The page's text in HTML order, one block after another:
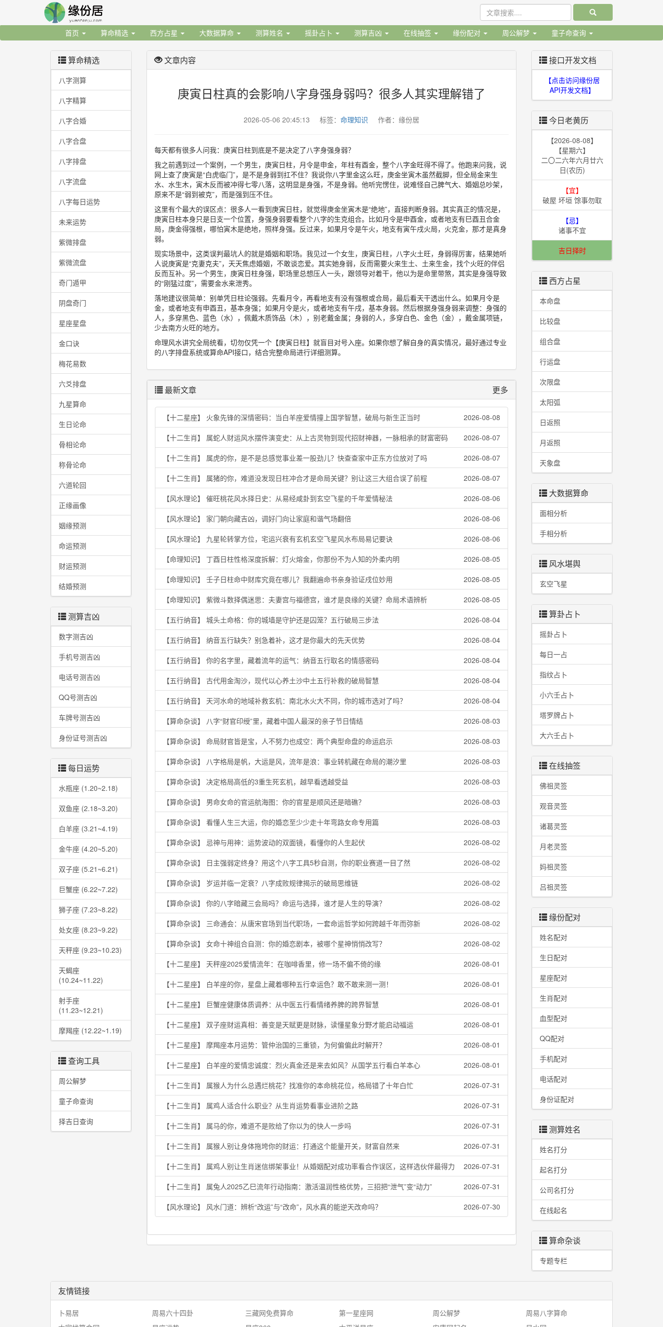
首页 算命精选 西方占星 大数据算命 测算姓名 摇卦占卜 测算吉凶 在线抽签 缘份配对 周公解梦 童子命查询
算命精选
八字测算
八字精算
八字合婚
八字合盘
八字排盘
八字流盘
八字每日运势
未来运势
紫微排盘
紫微流盘
奇门遁甲
阴盘奇门
星座星盘
金口诀
梅花易数
六爻排盘
九星算命
生日论命
骨相论命
称骨论命
六道轮回
正缘画像
姻缘预测
命运预测
财运预测
结婚预测
测算吉凶
数字测吉凶
手机号测吉凶
电话号测吉凶
QQ号测吉凶
车牌号测吉凶
身份证号测吉凶
每日运势
水瓶座 (1.20~2.18)
双鱼座 (2.18~3.20)
白羊座 (3.21~4.19)
金牛座 (4.20~5.20)
双子座 (5.21~6.21)
巨蟹座 (6.22~7.22)
狮子座 (7.23~8.22)
处女座 (8.23~9.22)
天秤座 (9.23~10.23)
天蝎座
(10.24~11.22)
射手座
(11.23~12.21)
摩羯座 (12.22~1.19)
查询工具
周公解梦
童子命查询
择吉日查询
文章内容
庚寅日柱真的会影响八字身强身弱吗？很多人其实理解错了
2026-05-06 20:45:13 标签： 命理知识 作者：缘份居
每天都有很多人问我：庚寅日柱到底是不是决定了八字身强身弱？
我之前遇到过一个案例，一个男生，庚寅日柱，月令是申金，年柱有酉金，整个八字金旺得不得了。他跑来问我，说
网上查了庚寅是“白虎临门”，是不是身弱到扛不住？我说你八字里金这么旺，庚金坐寅木虽然截脚，但全局金来生
水、水生木，寅木反而被冲得七零八落，这明显是身强，不是身弱。他听完愣住，说难怪自己脾气大、婚姻总吵架，
原来不是“弱到被克”，而是强到压不住。
这里有个最大的误区点：很多人一看到庚寅日柱，就觉得庚金坐寅木是“绝地”，直接判断身弱。其实真正的情况是，
庚寅日柱本身只是日支一个位置，身强身弱要看整个八字的生克组合。比如月令是申酉金，或者地支有巳酉丑合金
局，庚金得强根，哪怕寅木是绝地，照样身强。反过来，如果月令是午火，地支有寅午戌火局，火克金，那才是真身
弱。
现实场景中，这类误判最坑人的就是婚姻和职场。我见过一个女生，庚寅日柱，八字火土旺，身弱得厉害，结果她听
人说庚寅是“克妻克夫”，天天焦虑婚姻，不敢谈恋爱。其实她身弱，反而需要火来生土、土来生金，找个火旺的伴侣
反而互补。另一个男生，庚寅日柱身强，职场里总想压人一头，跟领导对着干，他以为是命里带煞，其实是身强导致
的“刚猛过度”，需要金水来泄秀。
落地建议很简单：别单凭日柱论强弱。先看月令，再看地支有没有强根或合局，最后看天干透出什么。如果月令是
金，或者地支有申酉丑，基本身强；如果月令是火，或者地支有午戌，基本身弱。然后根据身强身弱来调整：身强的
人，多穿黑色、蓝色（水），佩戴木质饰品（木），别老戴金属；身弱的人，多穿白色、金色（金），戴金属项链，
少去南方火旺的地方。
命理风水讲究全局统看，切勿仅凭一个【庚寅日柱】就盲目对号入座。如果你想了解自身的真实情况，最好通过专业
的八字排盘系统或算命API接口，结合完整命局进行详细测算。
最新文章 更多
【十二星座】 火象先锋的深情密码：当白羊座爱情撞上国学智慧，破局与新生正当时 2026-08-08
【十二生肖】 属蛇人财运风水摆件演变史：从上古灵物到现代招财神器，一脉相承的财富密码 2026-08-07
【十二生肖】 属虎的你，是不是总感觉事业差一股劲儿？快查查家中正东方位放对了吗 2026-08-07
【十二生肖】 属猪的你，难道没发现日柱冲合才是命局关键？别让这三大组合误了前程 2026-08-07
【风水理论】 催旺桃花风水择日史：从易经咸卦到玄空飞星的千年爱情秘法 2026-08-06
【风水理论】 家门朝向藏吉凶，调好门向让家庭和谐气场翻倍 2026-08-06
【风水理论】 九星轮转掌方位，宅运兴衰有玄机玄空飞星风水布局易记要诀 2026-08-06
【命理知识】 丁酉日柱性格深度拆解：灯火熔金，你那份不为人知的外柔内明 2026-08-05
【命理知识】 壬子日柱命中财库究竟在哪儿？我翻遍命书亲身验证戌位妙用 2026-08-05
【命理知识】 紫微斗数择偶迷思：夫妻宫与福德宫，谁才是良缘的关键？命局术语辨析 2026-08-05
【五行纳音】 城头土命格：你的城墙是守护还是囚笼？五行破局三步法 2026-08-04
【五行纳音】 纳音五行缺失？别急着补，这才是你最大的先天优势 2026-08-04
【五行纳音】 你的名字里，藏着流年的运气：纳音五行取名的情感密码 2026-08-04
【五行纳音】 古代用金淘沙，现代以心养土沙中土五行补救的破局智慧 2026-08-04
【五行纳音】 天河水命的地域补救玄机：南北水火大不同，你的城市选对了吗？ 2026-08-04
【算命杂谈】 八字“财官印绶”里，藏着中国人最深的亲子节日情结 2026-08-03
【算命杂谈】 命局财官皆是宝，人不努力也成空：两个典型命盘的命运启示 2026-08-03
【算命杂谈】 八字格局是帆，大运是风，流年是浪：事业转机藏在命局的潮汐里 2026-08-03
【算命杂谈】 决定格局高低的3重生死玄机，越早看透越受益 2026-08-03
【算命杂谈】 男命女命的官运航海图：你的官星是顺风还是暗礁？ 2026-08-03
【算命杂谈】 看懂人生三大运，你的婚恋至少少走十年弯路女命专用篇 2026-08-03
【算命杂谈】 忌神与用神：运势波动的双面镜，看懂你的人生起伏 2026-08-02
【算命杂谈】 日主强弱定终身？用这个八字工具5秒自测，你的职业赛道一目了然 2026-08-02
【算命杂谈】 岁运并临一定衰？八字成败规律揭示的破局思维链 2026-08-02
【算命杂谈】 你的八字暗藏三会局吗？命运与选择，谁才是人生的导演？ 2026-08-02
【算命杂谈】 三命通会：从唐宋官场到当代职场，一套命运哲学如何跨越千年而弥新 2026-08-02
【算命杂谈】 女命十神组合自测：你的婚恋剧本，被哪个星神悄悄改写？ 2026-08-02
【十二星座】 天秤座2025爱情流年：在咖啡香里，修一场不偏不倚的缘 2026-08-01
【十二星座】 白羊座的你，星盘上藏着哪种五行幸运色？敢不敢来测一测！ 2026-08-01
【十二星座】 巨蟹座健康体质调养：从中医五行看情绪养脾的跨界智慧 2026-08-01
【十二星座】 双子座财运真相：善变是天赋更是财脉，读懂星象分野才能启动福运 2026-08-01
【十二星座】 摩羯座本月运势：管仲治国的三重锁，为何偏偏此时解开？ 2026-08-01
【十二星座】 白羊座的爱情忠诚度：烈火真金还是来去如风？从国学五行看白羊本心 2026-08-01
【十二生肖】 属猴人为什么总遇烂桃花？找准你的本命桃花位，格局错了十年白忙 2026-07-31
【十二生肖】 属鸡人适合什么职业？从生肖运势看事业进阶之路 2026-07-31
【十二生肖】 属马的你，难道不是败给了你以为的快人一步吗 2026-07-31
【十二生肖】 属猴人别让身体拖垮你的财运：打通这个能量开关，财富自然来 2026-07-31
【十二生肖】 属鸡人别让生肖迷信绑架事业！从婚姻配对成功率看合作误区，这样选伙伴最得力 2026-07-31
【十二生肖】 属兔人2025乙巳流年行动指南：激活温润性格优势，三招把“泄气”变“动力” 2026-07-31
【风水理论】 风水门道：辨析“改运”与“改命”，风水真的能逆天改命吗？ 2026-07-30
接口开发文档
【点击访问缘份居
API开发文档】
今日老黄历
【2026-08-08】
【星期六】
二〇二六年六月廿六
日(农历)
【宜】
破屋 坏垣 馀事勿取
【忌】
诸事不宜
吉日择时
西方占星
本命盘
比较盘
组合盘
行运盘
次限盘
太阳弧
日返照
月返照
天象盘
大数据算命
面相分析
手相分析
风水堪舆
玄空飞星
算卦占卜
摇卦占卜
每日一占
指纹占卜
小六壬占卜
塔罗牌占卜
大六壬占卜
在线抽签
佛祖灵签
观音灵签
诸葛灵签
月老灵签
妈祖灵签
吕祖灵签
缘份配对
姓名配对
生日配对
星座配对
生肖配对
血型配对
QQ配对
手机配对
电话配对
身份证配对
测算姓名
姓名打分
起名打分
公司名打分
在线起名
算命杂谈
专题专栏
友情链接
卜易居 周易六十四卦 三藏网免费算命 第一星座网 周公解梦
周易八字算命